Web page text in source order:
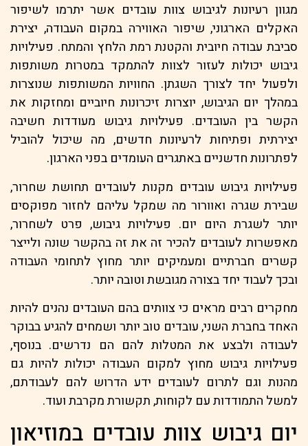
מגוון רעיונות לגיבוש צוות עובדים אשר יתרמו לשיפור
האקלים הארגוני, שיפור האווירה במקום העבודה, יצירת
סביבת עבודה חיובית והקטנת רמת הלחץ והמתח. פעילויות
גיבוש יכולות לעזור לצוות להתמקד במטרות משותפות
ולפעול יחד לצורך השגתן. החוויות המשותפות שנוצרות
במהלך יום הגיבוש, יוצרות זיכרונות חיוביים ומחזקות את
הקשר בין העובדים. פעילויות גיבוש מעודדות חשיבה
יצירתית ופתיחות לרעיונות חדשים, מה שיכול להוביל
לפתרונות חדשניים באתגרים העומדים בפני הארגון.
פעילויות גיבוש עובדים מקנות לעובדים תחושת שחרור,
שבירת שגרה ואוורור מה שמקל עליהם לחזור מפוקסים
יותר לשגרת היום יום. פעילויות גיבוש, פרט לשחרור,
מאפשרות לעובדים להכיר זה את זה בהקשר שונה ולייצר
קשרים חברתיים ומעמיקים יותר מחוץ לתחומי העבודה
ובכך לעבוד יחד בצורה מגובשת וטובה יותר.
מחקרים רבים מראים כי צוותים בהם העובדים נהנים להיות
האחד בחברת השני, עובדים טוב יותר ושמחים להגיע בבוקר
לעבודה ולבצע את המטלות להם הם נדרשים. בנוסף,
פעילויות גיבוש מחוץ למקום העבודה יכולות להיות גם
מהנות וגם לתרום לעובדים ידע הדרוש להם לעבודתם,
למשל התמודדות עם לקוחות, תקשורת מקרבת ועוד.
יום גיבוש צוות עובדים במוזיאון